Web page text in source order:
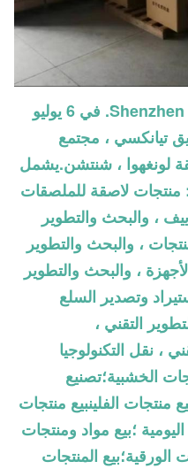
تأسست Shenzhen Industrial Co.، Ltd. في 6 يوليو
في رقم 202 ، طريق تيانكسي ، مجتمع
لونغهوا ، شنتشن.يشمل
منتجات لاصقة للملصقات
، والبحث والتطوير
، والبحث والتطوير
، والبحث والتطوير
وتصدير السلع
التقني ،
، نقل التكنولوجيا
الخشبية؛تصنيع
منتجات الفلينبيع منتجات
؛بيع مواد ومنتجات
الورقية؛بيع المنتجات